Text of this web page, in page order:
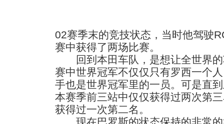
02赛季末的竞技状态，当时他驾驶
赛中获得了两场比赛。
回到本田车队，是想让全世界的
赛中世界冠军不仅仅只有罗西一个
手也是世界冠军里的一员。可是直
本赛季前三站中仅仅获得过两次第
获得过一次第二名。